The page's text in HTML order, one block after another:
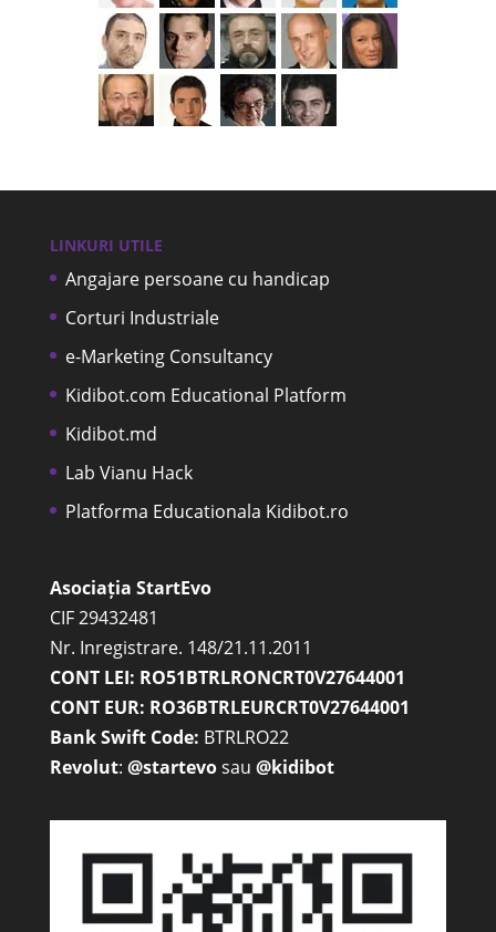
LINKURI UTILE
Angajare persoane cu handicap
Corturi Industriale
e-Marketing Consultancy
Kidibot.com Educational Platform
Kidibot.md
Lab Vianu Hack
Platforma Educationala Kidibot.ro
Asociația StartEvo
CIF 29432481
Nr. Inregistrare. 148/21.11.2011
CONT LEI: RO51BTRLRONCRT0V27644001
CONT EUR: RO36BTRLEURCRT0V27644001
Bank Swift Code: BTRLRO22
Revolut: @startevosau @kidibot